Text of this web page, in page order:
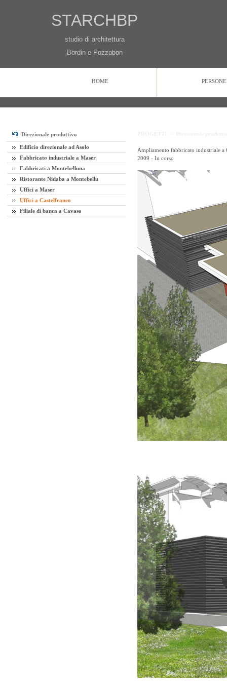
STARCHBP
studio di architettura
Bordin e Pozzobon
PROGETTI
Direzionale produttivo
Edificio direzionale ad Asolo
Fabbricato industriale a Maser
Fabbricati a Montebelluna
Ristorante Nidaba a Montebellu
Uffici a Maser
Uffici a Castelfranco
Filiale di banca a Cavaso
Ampliamento fabbricato industriale a
2009 - In corso
HOME PERSONE